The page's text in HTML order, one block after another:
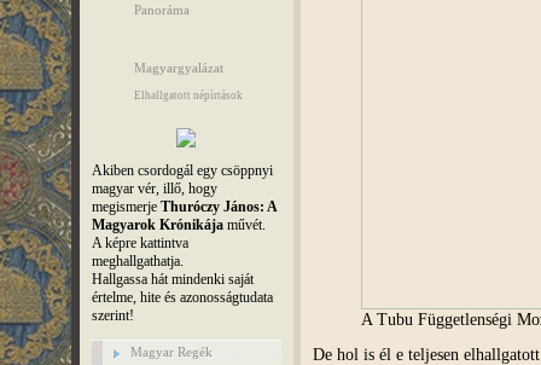
Panoráma
Magyargyalázat
Elhallgatott népírtások
Akiben csordogál egy csöppnyi
magyar vér, illő, hogy
megismerje Thuróczy János: A
Magyarok Krónikájaművét.
A képre kattintva
meghallgathatja.
Hallgassa hát mindenki saját
értelme, hite és azonosságtudata
szerint!
Magyar Regék
A Tubu Függetlenségi
De hol is él e teljesen